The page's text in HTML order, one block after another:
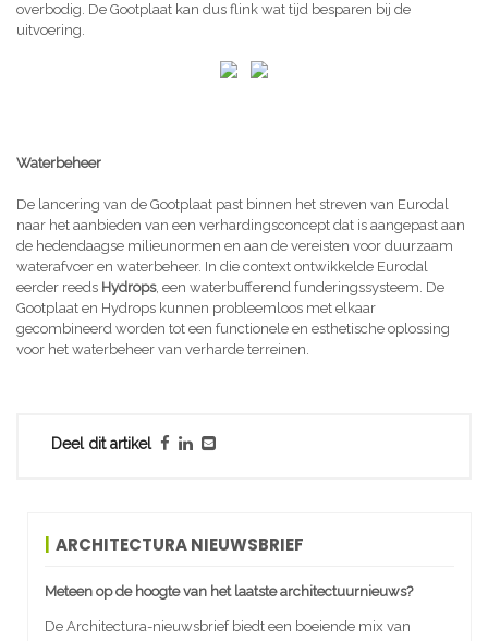
overbodig. De Gootplaat kan dus flink wat tijd besparen bij de
uitvoering.
Waterbeheer
De lancering van de Gootplaat past binnen het streven van Eurodal
naar het aanbieden van een verhardingsconcept dat is aangepast aan
de hedendaagse milieunormen en aan de vereisten voor duurzaam
waterafvoer en waterbeheer. In die context ontwikkelde Eurodal
eerder reeds Hydrops, een waterbufferend funderingssysteem. De
Gootplaat en Hydrops kunnen probleemloos met elkaar
gecombineerd worden tot een functionele en esthetische oplossing
voor het waterbeheer van verharde terreinen.
Deel dit artikel
ARCHITECTURA NIEUWSBRIEF
Meteen op de hoogte van het laatste architectuurnieuws?
De Architectura-nieuwsbrief biedt een boeiende mix van